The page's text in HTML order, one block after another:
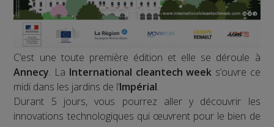
C’est une toute première édition et elle se déroule à
Annecy. La International cleantech week s’ouvre ce
midi dans les jardins de l’Impérial.
Durant 5 jours, vous pourrez aller y découvrir les
innovations technologiques qui œuvrent pour le bien de